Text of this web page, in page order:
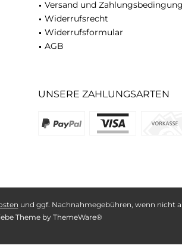
Versand und
Widerrufsrecht
Widerrufsformular
AGB
UNSERE ZAHLUNGSARTEN
und ggf. Nachnahmegebühren, wenn nicht
Theme by ThemeWare®